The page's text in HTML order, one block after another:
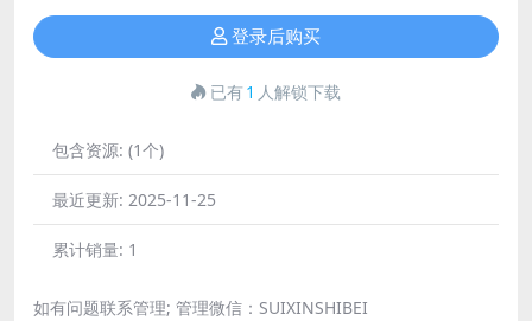
登录后购买
已有1 人解锁下载
包含资源: (1个)
最近更新: 2025-11-25
累计销量: 1
如有问题联系管理; 管理微信：SUIXINSHIBEI